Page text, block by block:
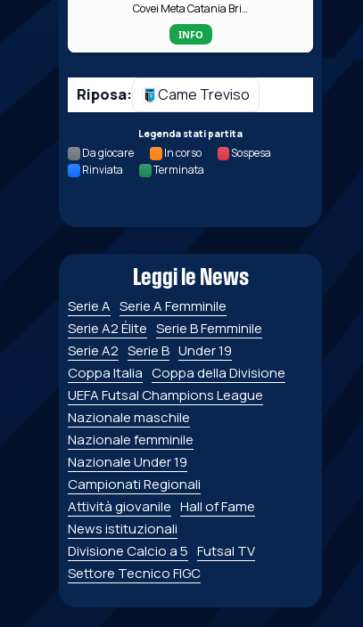
Covei Meta Catania Bricocity
INFO
Riposa: Came Treviso
Legenda stati partita
Da giocare In corso
Sospesa
Rinviata
Terminata
Leggi le News
Serie A Serie A Femminile
Serie A2 Élite Serie B Femminile
Serie A2 Serie B Under 19
Coppa Italia Coppa della Divisione
UEFA Futsal Champions League
Nazionale maschile
Nazionale femminile
Nazionale Under 19
Campionati Regionali
Attività giovanile Hall of Fame
News istituzionali
Divisione Calcio a 5 Futsal TV
Settore Tecnico FIGC